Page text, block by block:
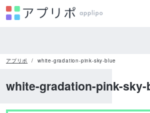
アプリポ white-gradation-pink-sky-blue
white-gradation-pink-sky-